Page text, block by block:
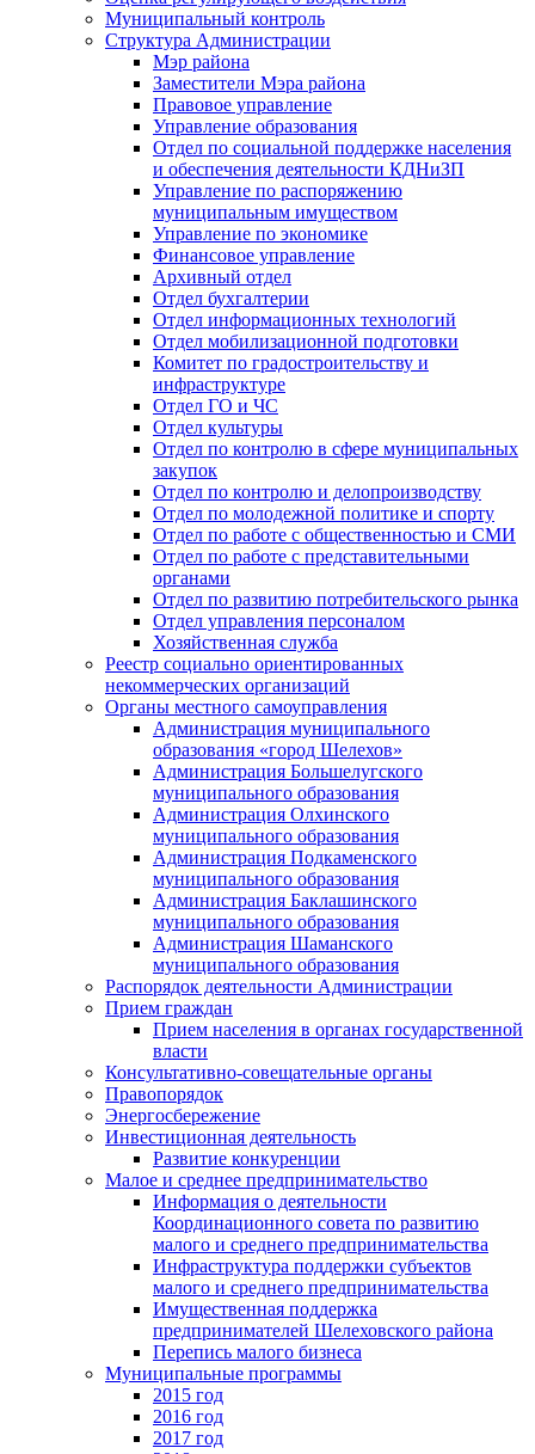
Муниципальный контроль
Структура Администрации
Мэр района
Заместители Мэра района
Правовое управление
Управление образования
Отдел по социальной поддержке населения
и обеспечения деятельности КДНиЗП
Управление по распоряжению
муниципальным имуществом
Управление по экономике
Финансовое управление
Архивный отдел
Отдел бухгалтерии
Отдел информационных технологий
Отдел мобилизационной подготовки
Комитет по градостроительству и
инфраструктуре
Отдел ГО и ЧС
Отдел культуры
Отдел по контролю в сфере муниципальных
закупок
Отдел по контролю и делопроизводству
Отдел по молодежной политике и спорту
Отдел по работе с общественностью и СМИ
Отдел по работе с представительными
органами
Отдел по развитию потребительского рынка
Отдел управления персоналом
Хозяйственная служба
Реестр социально ориентированных
некоммерческих организаций
Органы местного самоуправления
Администрация муниципального
образования «город Шелехов»
Администрация Большелугского
муниципального образования
Администрация Олхинского
муниципального образования
Администрация Подкаменского
муниципального образования
Администрация Баклашинского
муниципального образования
Администрация Шаманского
муниципального образования
Распорядок деятельности Администрации
Прием граждан
Прием населения в органах государственной
власти
Консультативно-совещательные органы
Правопорядок
Энергосбережение
Инвестиционная деятельность
Развитие конкуренции
Малое и среднее предпринимательство
Информация о деятельности
Координационного совета по развитию
малого и среднего предпринимательства
Инфраструктура поддержки субъектов
малого и среднего предпринимательства
Имущественная поддержка
предпринимателей Шелеховского района
Перепись малого бизнеса
Муниципальные программы
2015 год
2016 год
2017 год